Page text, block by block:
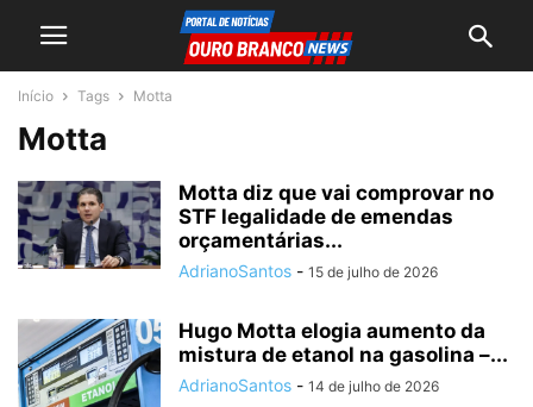
Início Tags Motta
Motta
Motta diz que vai comprovar no
STF legalidade de emendas
orçamentárias...
AdrianoSantos - 15 de julho de 2026
Hugo Motta elogia aumento da
mistura de etanol na gasolina –...
AdrianoSantos - 14 de julho de 2026